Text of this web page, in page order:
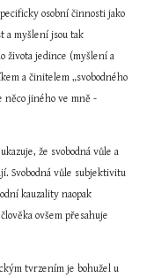
osobní činnosti jako
a myšlení jsou tak
života jedince (myšlení a
a činitelem „svobodného
něco jiného ve mně -
že svobodná vůle a
Svobodná vůle subjektivitu
kauzality naopak
ovšem přesahuje
tvrzením je bohužel u